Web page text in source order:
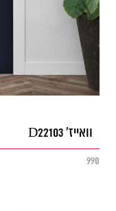
וואייז' D22103
990